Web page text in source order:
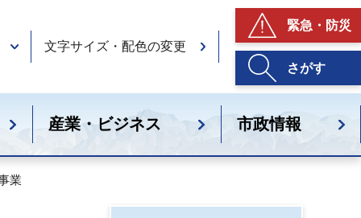
文字サイズ・配色の変更
緊急・防災
さがす
産業・ビジネス 市政情報
業